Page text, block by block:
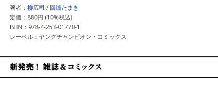
著者： 柳広司 / 回鐘たまき
定価：880円 (10%税込)
ISBN：978-4-253-01770-1
レーベル：ヤングチャンピオン・コミックス